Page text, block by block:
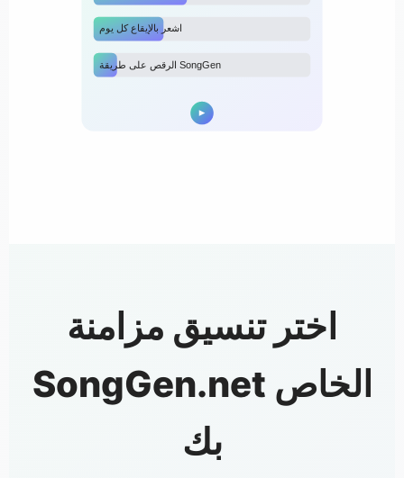
اشعر بالإيقاع كل يوم
الرقص على طريقة SongGen
اختر تنسيق مزامنة
SongGen.net الخاص
بك